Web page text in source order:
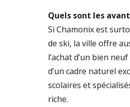
Quels sont les
Si Chamonix est
de ski, la ville offre
l’achat d’un bien
d’un cadre naturel
scolaires et
riche.